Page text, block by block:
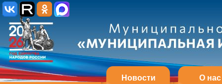
Новости О нас